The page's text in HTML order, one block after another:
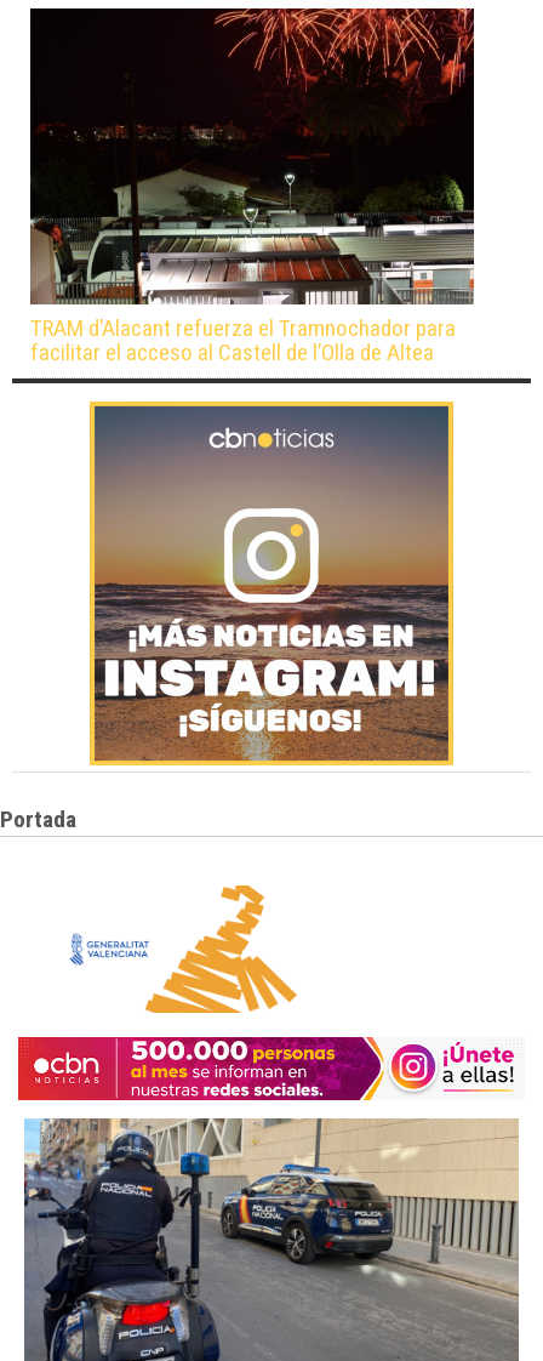
TRAM d’Alacant refuerza el Tramnochador para
facilitar el acceso al Castell de l’Olla de Altea
Portada